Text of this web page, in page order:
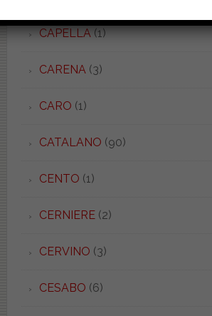
CAPELLA(1)
CARENA (3)
CARO (1)
CATALANO (90)
CENTO (1)
CERNIERE(2)
CERVINO (3)
CESABO (6)